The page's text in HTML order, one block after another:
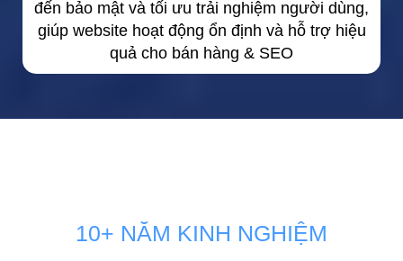
đến bảo mật và tối ưu trải nghiệm người dùng,
giúp website hoạt động ổn định và hỗ trợ hiệu
quả cho bán hàng & SEO
10+ NĂM KINH NGHIỆM